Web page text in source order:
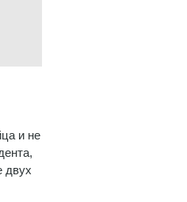
и не
двух